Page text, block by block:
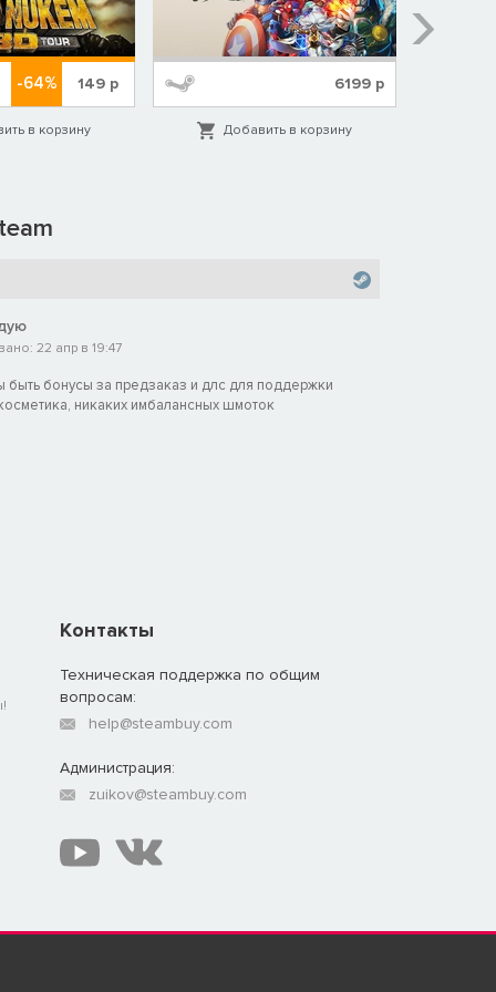
-64% 149 р
в корзину
6199 р
Добавить в корзину
22 апр в 19:47
быть бонусы за предзаказ и длс для поддержки
никаких имбалансных шмоток
Контакты
Техническая поддержка по общим
вопросам:
help@steambuy.com
Администрация:
zuikov@steambuy.com